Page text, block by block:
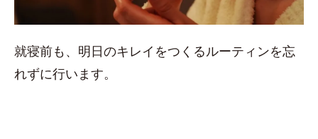
就寝前も、明日のキレイをつくるルーティンを忘
れずに行います。